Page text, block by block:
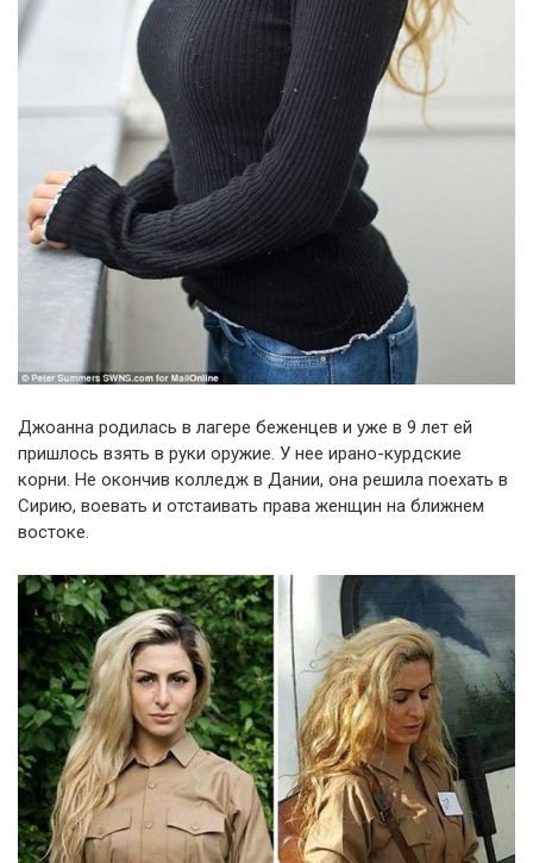
Джоанна родилась в лагере беженцев и уже в 9 лет ей
пришлось взять в руки оружие. У нее ирано-курдские
корни. Не окончив колледж в Дании, она решила поехать в
Сирию, воевать и отстаивать права женщин на ближнем
востоке.